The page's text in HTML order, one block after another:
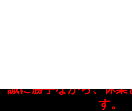
誠に勝手ながら、休
す。